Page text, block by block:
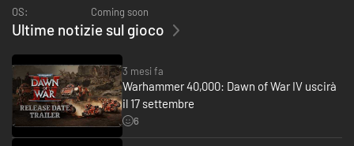
OS: Coming soon
Ultime notizie sul gioco
3 mesi fa
Warhammer 40,000: Dawn of War IV uscirà
il 17 settembre
6